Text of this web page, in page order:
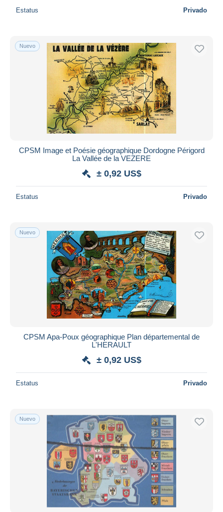
Estatus Privado
Nuevo
CPSM Image et Poésie géographique Dordogne Périgord
La Vallée de la VEZERE
± 0,92 US$
Estatus Privado
Nuevo
CPSM Apa-Poux géographique Plan départemental de
L'HERAULT
± 0,92 US$
Estatus Privado
Nuevo